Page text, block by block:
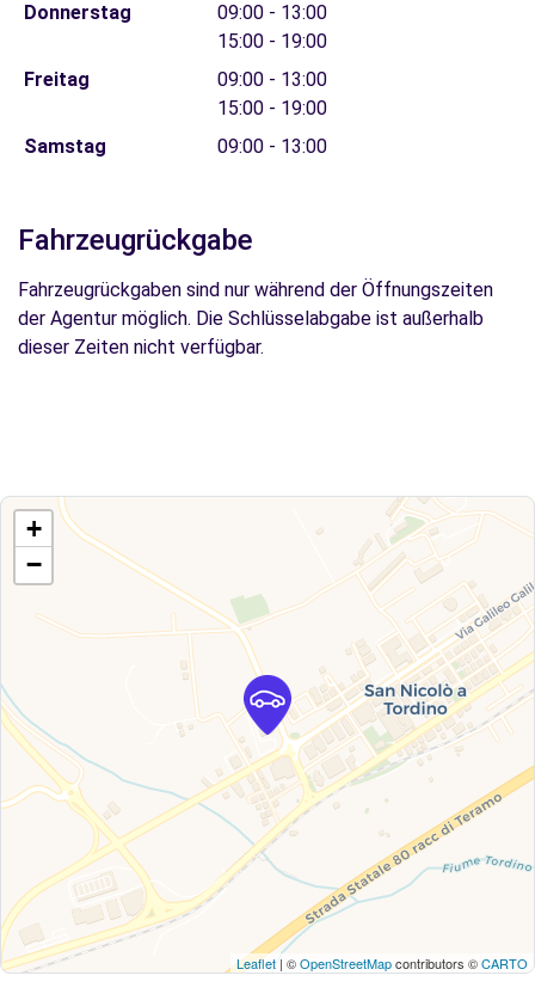
Donnerstag
09:00 - 13:00
15:00 - 19:00
Freitag
09:00 - 13:00
15:00 - 19:00
Samstag
09:00 - 13:00
Fahrzeugrückgabe
Fahrzeugrückgaben sind nur während der Öffnungszeiten
der Agentur möglich. Die Schlüsselabgabe ist außerhalb
dieser Zeiten nicht verfügbar.
+
−
Leaflet | ©OpenStreetMapcontributors ©CARTO